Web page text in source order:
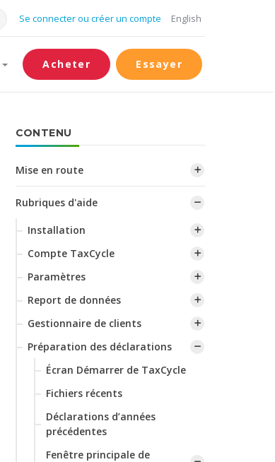
Se connecter ou créer un compte English
Acheter Essayer
CONTENU
Mise en route
Rubriques d'aide
Installation
Compte TaxCycle
Paramètres
Report de données
Gestionnaire de clients
Préparation des déclarations
Écran Démarrer de TaxCycle
Fichiers récents
Déclarations d’années
précédentes
Fenêtre principale de